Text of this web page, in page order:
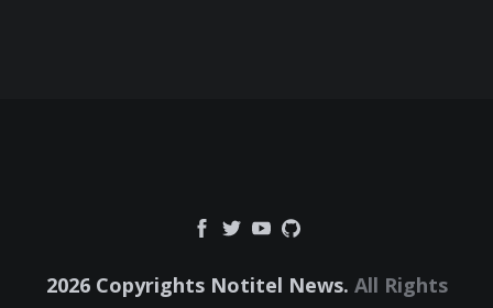
2026 Copyrights Notitel News. All Rights